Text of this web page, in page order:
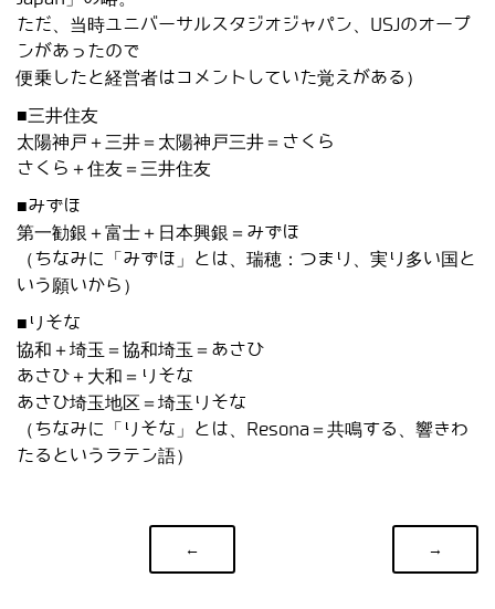
ただ、当時ユニバーサルスタジオジャパン、USJのオープ
ンがあったので
便乗したと経営者はコメントしていた覚えがある）
■三井住友
太陽神戸＋三井＝太陽神戸三井＝さくら
さくら＋住友＝三井住友
■みずほ
第一勧銀＋富士＋日本興銀＝みずほ
（ちなみに「みずほ」とは、瑞穂：つまり、実り多い国と
いう願いから）
■りそな
協和＋埼玉＝協和埼玉＝あさひ
あさひ＋大和＝りそな
あさひ埼玉地区＝埼玉りそな
（ちなみに「りそな」とは、Resona＝共鳴する、響きわ
たるというラテン語）
← →